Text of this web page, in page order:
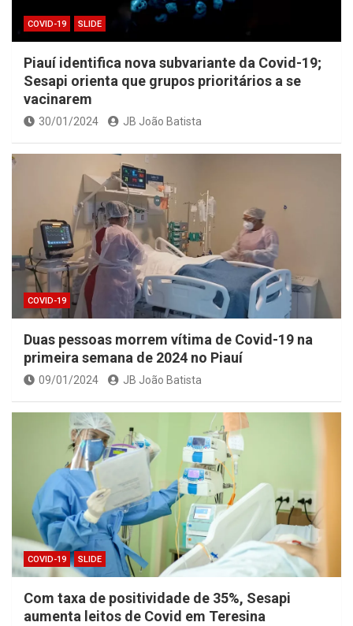
COVID-19 SLIDE
Piauí identifica nova subvariante da Covid-19;
Sesapi orienta que grupos prioritários a se
vacinarem
30/01/2024 JB João Batista
COVID-19
Duas pessoas morrem vítima de Covid-19 na
primeira semana de 2024 no Piauí
09/01/2024 JB João Batista
COVID-19 SLIDE
Com taxa de positividade de 35%, Sesapi
aumenta leitos de Covid em Teresina